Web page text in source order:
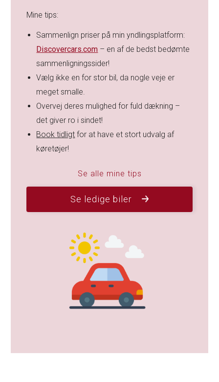
Mine tips:
Sammenlign priser på min yndlingsplatform:
Discovercars.com – en af de bedst bedømte
sammenligningssider!
Vælg ikke en for stor bil, da nogle veje er
meget smalle.
Overvej deres mulighed for fuld dækning –
det giver ro i sindet!
Book tidligt for at have et stort udvalg af
køretøjer!
Se alle mine tips
Se ledige biler